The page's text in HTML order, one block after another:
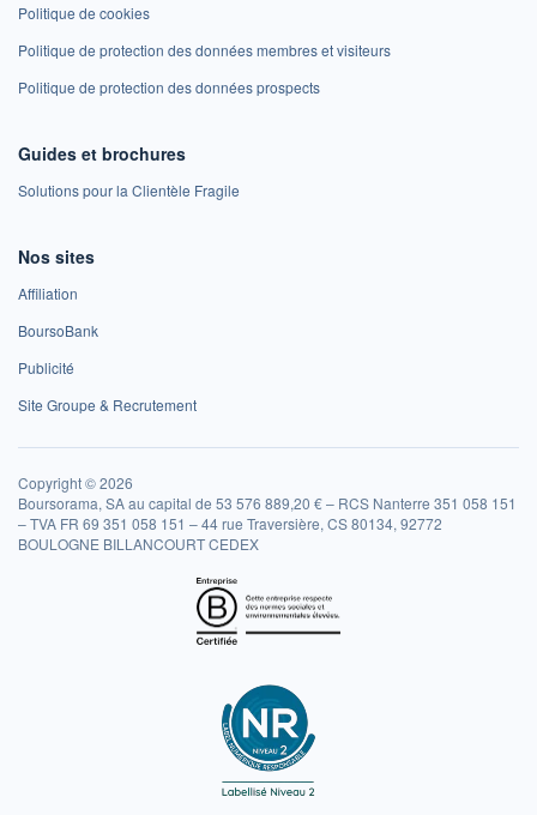
Politique de cookies
Politique de protection des données membres et visiteurs
Politique de protection des données prospects
Guides et brochures
Solutions pour la Clientèle Fragile
Nos sites
Affiliation
BoursoBank
Publicité
Site Groupe & Recrutement
Copyright © 2026
Boursorama, SA au capital de 53 576 889,20 € – RCS Nanterre 351 058 151
– TVA FR 69 351 058 151 – 44 rue Traversière, CS 80134, 92772
BOULOGNE BILLANCOURT CEDEX